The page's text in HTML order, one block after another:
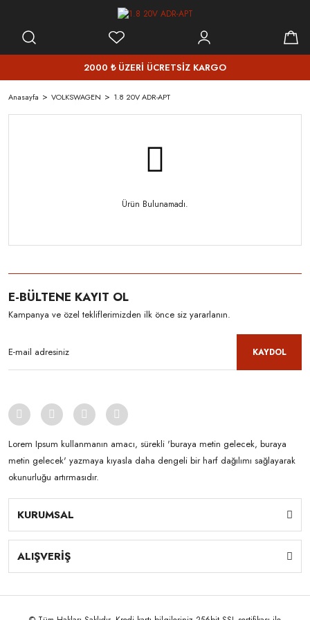
2000 ₺ ÜZERİ ÜCRETSİZ KARGO
Anasayfa VOLKSWAGEN 1.8 20V ADR-APT
Ürün Bulunamadı.
E-BÜLTENE KAYIT OL
Kampanya ve özel tekliflerimizden ilk önce siz yararlanın.
KAYDOL
Lorem Ipsum kullanmanın amacı, sürekli 'buraya metin gelecek, buraya
metin gelecek' yazmaya kıyasla daha dengeli bir harf dağılımı sağlayarak
okunurluğu artırmasıdır.
KURUMSAL
ALIŞVERİŞ